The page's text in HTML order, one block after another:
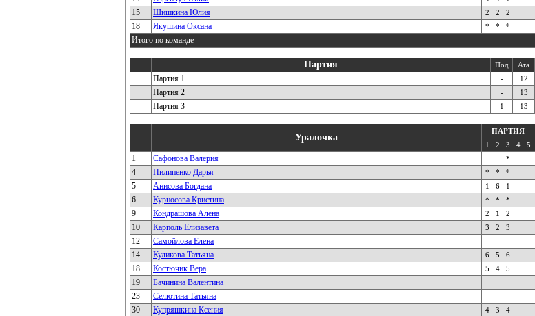
15 Шишкина Юлия 2 2 2
18 Якушина Оксана * * *
Итого по команде
Партия Под Ата
Партия 1 - 12
Партия 2 - 13
Партия 3 1 13
Уралочка
ПАРТИЯ
1
2 3 4 5
1 Сафонова Валерия *
4 Пилипенко Дарья * * *
5 Анисова Богдана 1 6 1
6 Курносова Кристина * * *
9 Кондрашова Алена 2 1 2
10 Карполь Елизавета 3 2 3
12 Самойлова Елена
14 Куликова Татьяна 6 5 6
18 Костючик Вера 5 4 5
19 Бачинина Валентина
23 Селютина Татьяна
30 Купряшкина Ксения 4 3 4